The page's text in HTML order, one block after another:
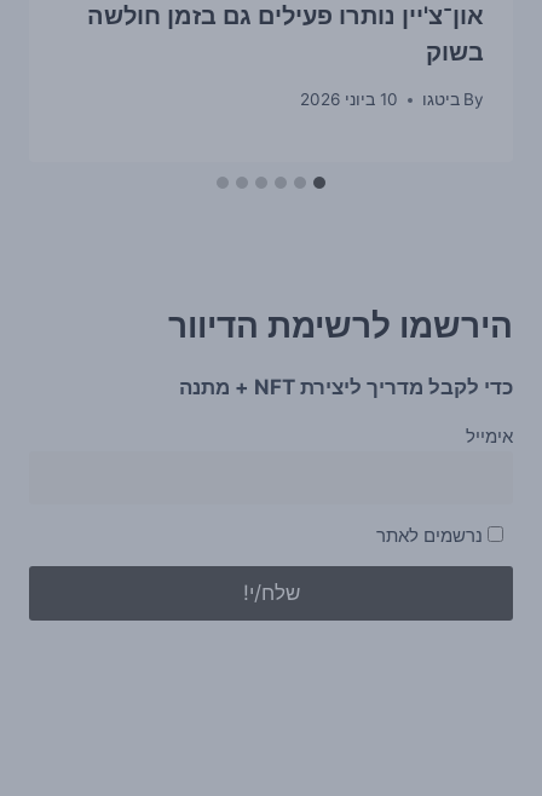
און־צ'יין נותרו פעילים גם בזמן חולשה
בשוק
By ביטגו 10 ביוני 2026
הירשמו לרשימת הדיוור
כדי לקבל מדריך ליצירת NFT + מתנה
אימייל
נרשמים לאתר